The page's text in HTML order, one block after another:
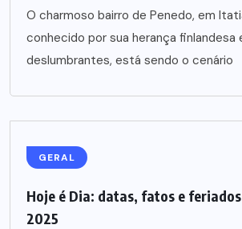
O charmoso bairro de Penedo, em
conhecido por sua herança finlandesa
deslumbrantes, está sendo o cenário
GERAL
Hoje é Dia: datas, fatos e
2025